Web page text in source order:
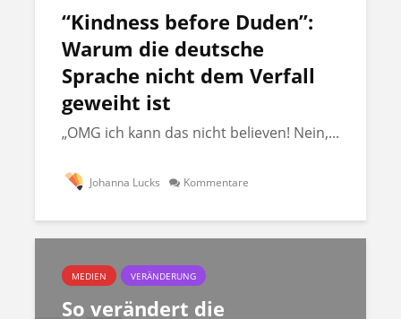
“Kindness before Duden”:
Warum die deutsche
Sprache nicht dem Verfall
geweiht ist
„OMG ich kann das nicht believen! Nein,...
Johanna Lucks Kommentare
MEDIEN VERÄNDERUNG
So verändert die